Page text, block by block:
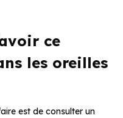
ce
les oreilles
est de consulter un